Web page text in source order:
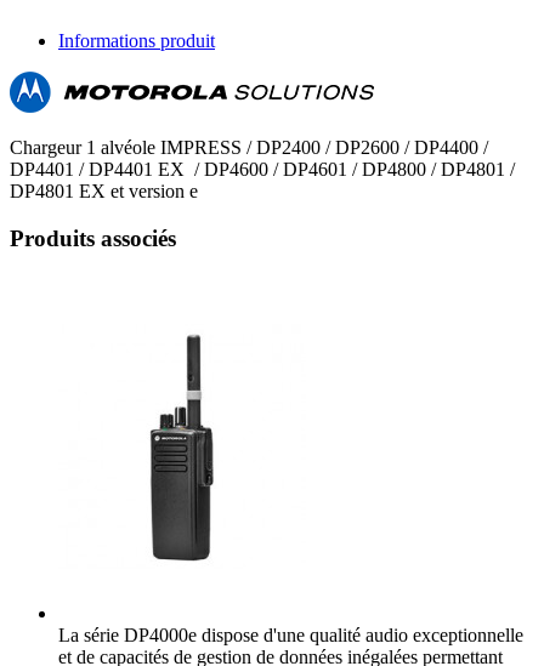
Informations produit
Chargeur 1 alvéole IMPRESS / DP2400 / DP2600 / DP4400 /
DP4401 / DP4401 EX / DP4600 / DP4601 / DP4800 / DP4801 /
DP4801 EX et version e
Produits associés
La série DP4000e dispose d'une qualité audio exceptionnelle
et de capacités de gestion de données inégalées permettant